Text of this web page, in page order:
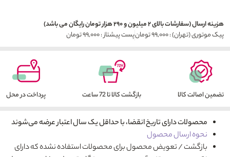
هزینه ارسال (سفارشات بالای ۲ میلیون و ۲۹۰ هزار تومان رایگان می باشد)
پیک موتوری (تهران) : ۹۹,۰۰۰ تومان
پست پیشتاز : ۹۹,۰۰۰ تومان
تضمین اصالت کالا بازگشت کالا تا 72 ساعت پرداخت در محل
محصولات دارای تاریخ انقضا، با حداقل یک سال اعتبار عرضه می‌شوند
نحوه ارسال محصول
بازگشت / تعویض محصول برای محصولات استفاده نشده که دارای